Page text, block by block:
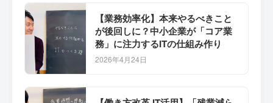
【業務効率化】本来やるべきこと
が後回しに？中小企業が「コア業
務」に注力するITの仕組み作り
2026年4月24日